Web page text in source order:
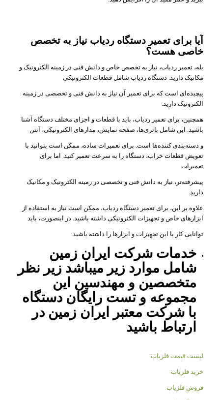
آیا برای تعمیر دستگاه ردیاب نیاز به تخصص
خاصی هست؟
بله، تعمیر ردیاب، نیاز به تخصص خاص و دانش فنی در زمینه الکترونیک و
مکانیک دارید. دستگاه ردیاب شامل قطعات الکترونیکی
پیچیده‌ای است که برای تعمیر آن نیاز به دانش فنی و تخصصی در زمینه
الکترونیک دارید.
همچنین، برای تعمیر ردیاب، باید با قطعات و اجزای مختلف دستگاه آشنا
باشید. این شامل باتری‌ها، صفحه نمایش، مدارهای الکترونیکی، آنتن
و دسته‌بندی کننده‌ها است. برای تعمیرات ساده، ممکن است بتوانید با
تعویض قطعات خراب، دستگاه را به سرعت تعمیر کنید. اما برای
تعمیرات
پیشرفته‌تر، نیاز به دانش فنی و تخصصی در زمینه الکترونیک و مکانیک
دارید.
علاوه بر این، برای تعمیر دستگاه ردیاب، ممکن است نیاز به استفاده از
ابزارهای خاص و تجهیزات الکترونیکی داشته باشید. در اینصورت، باید
توانایی کار با این تجهیزات و ابزارها را داشته باشید.
خدمات شرکت ایران زمین
شامل موارد زیر میباشد زیر نظر
متخصصین و مهندسین این
مجموعه و تست رایگان دستگاه
با شرکت معتبر ایران زمین در
ارتباط باشید
لیست قیمت فلزیاب
خرید فلزیاب
فروش فلزیاب